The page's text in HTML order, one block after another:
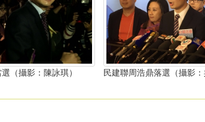
（攝影：陳詠琪） 民建聯周浩鼎落選（攝影：